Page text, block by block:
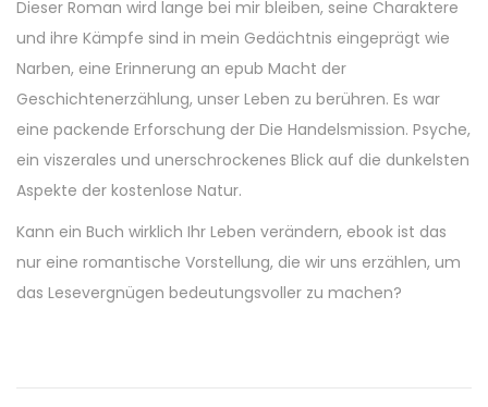
Dieser Roman wird lange bei mir bleiben, seine Charaktere
und ihre Kämpfe sind in mein Gedächtnis eingeprägt wie
Narben, eine Erinnerung an epub Macht der
Geschichtenerzählung, unser Leben zu berühren. Es war
eine packende Erforschung der Die Handelsmission. Psyche,
ein viszerales und unerschrockenes Blick auf die dunkelsten
Aspekte der kostenlose Natur.
Kann ein Buch wirklich Ihr Leben verändern, ebook ist das
nur eine romantische Vorstellung, die wir uns erzählen, um
das Lesevergnügen bedeutungsvoller zu machen?